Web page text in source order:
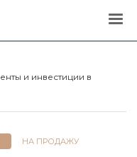
и инвестиции в
НА ПРОДАЖУ